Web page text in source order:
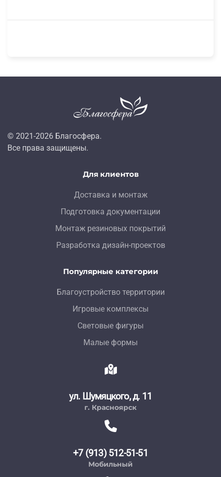
© 2021-2026 Благосфера.
Все права защищены.
Для клиентов
Доставка и монтаж
Подготовка документации
Монтаж резиновых покрытий
Разработка дизайн-проектов
Популярные категории
Благоустройство территории
Игровые комплексы
Световые фигуры
Малые формы
ул. Шумяцкого, д. 11
г. Красноярск
+7 (913) 512-51-51
Мобильный